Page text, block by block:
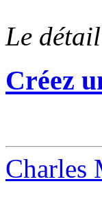
Le
Créez
Charles